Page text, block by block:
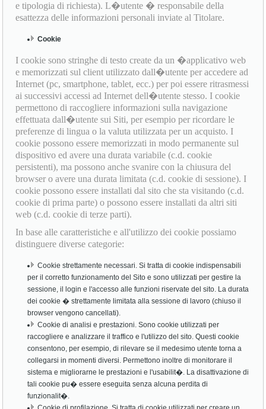
e tipologia di richiesta). L�utente � responsabile della
esattezza delle informazioni personali inviate al Titolare.
Cookie
I cookie sono stringhe di testo create da un �applicativo web
e memorizzati sul client utilizzato dall�utente per accedere ad
Internet (pc, smartphone, tablet, ecc.) per poi essere ritrasmessi
ai successivi accessi ad Internet dell�utente stesso. I cookie
permettono di raccogliere informazioni sulla navigazione
effettuata dall�utente sui Siti, per esempio per ricordare le
preferenze di lingua o la valuta utilizzata per un acquisto. I
cookie possono essere memorizzati in modo permanente sul
dispositivo ed avere una durata variabile (c.d. cookie
persistenti), ma possono anche svanire con la chiusura del
browser o avere una durata limitata (c.d. cookie di sessione). I
cookie possono essere installati dal sito che sta visitando (c.d.
cookie di prima parte) o possono essere installati da altri siti
web (c.d. cookie di terze parti).
In base alle caratteristiche e all'utilizzo dei cookie possiamo
distinguere diverse categorie:
Cookie strettamente necessari. Si tratta di cookie indispensabili
per il corretto funzionamento del Sito e sono utilizzati per gestire la
sessione, il login e l'accesso alle funzioni riservate del sito. La durata
dei cookie � strettamente limitata alla sessione di lavoro (chiuso il
browser vengono cancellati).
Cookie di analisi e prestazioni. Sono cookie utilizzati per
raccogliere e analizzare il traffico e l'utilizzo del sito. Questi cookie
consentono, per esempio, di rilevare se il medesimo utente torna a
collegarsi in momenti diversi. Permettono inoltre di monitorare il
sistema e migliorarne le prestazioni e l'usabilit�. La disattivazione di
tali cookie pu� essere eseguita senza alcuna perdita di
funzionalit�.